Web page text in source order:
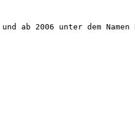
ab 2006 unter dem